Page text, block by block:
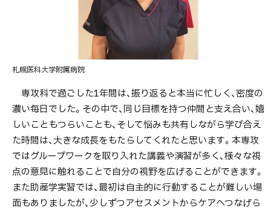
札幌医科大学附属病院
専攻科で過ごした1年間は、振り返ると本当に忙しく、密度の
濃い毎日でした。その中で、同じ目標を持つ仲間と支え合い、嬉
しいこともつらいことも、そして悩みも共有しながら学び合え
た時間は、大きな成長をもたらしてくれたと思います。本専攻
ではグループワークを取り入れた講義や演習が多く、様々な視
点の意見に触れることで自分の視野を広げることができます。
また助産学実習では、最初は自主的に行動することが難しい場
面もありましたが、少しずつアセスメントからケアへつなげら